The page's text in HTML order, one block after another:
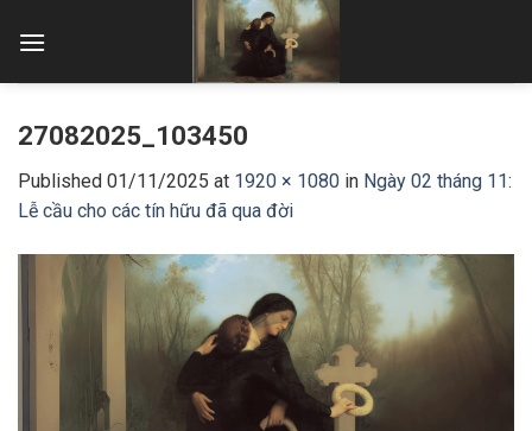
27082025_103450
Published 01/11/2025 at 1920 × 1080 in Ngày 02 tháng 11:
Lễ cầu cho các tín hữu đã qua đời